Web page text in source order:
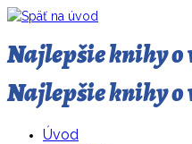
Najlepšie knihy o
Najlepšie knihy o
Úvod